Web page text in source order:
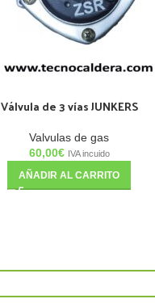
Válvula de 3 vías JUNKERS
Valvulas de gas
60,00€ IVA incuido
AÑADIR AL CARRITO